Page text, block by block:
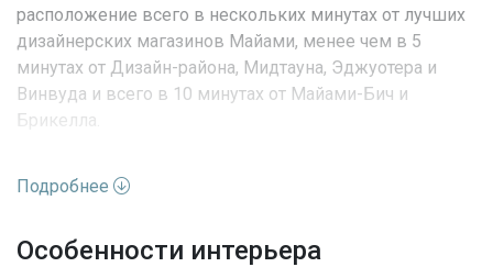
расположение всего в нескольких минутах от лучших
дизайнерских магазинов Майами, менее чем в 5
минутах от Дизайн-района, Мидтауна, Эджуотера и
Винвуда и всего в 10 минутах от Майами-Бич и
Брикелла.
Подробнее
Особенности интерьера